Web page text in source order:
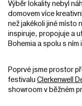
Výběr lokality nebyl
domovem více
než jakékoli jiné místo
inspiruje, propojuje a
Bohemia a spolu s
Poprvé jsme prostor
festivalu Clerkenwell
showroom v běžném